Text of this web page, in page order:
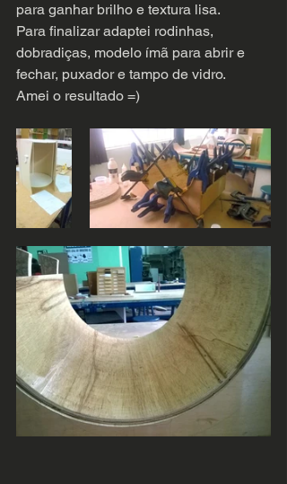
para ganhar brilho e textura lisa.
Para finalizar adaptei rodinhas,
dobradiças, modelo ímã para abrir e
fechar, puxador e tampo de vidro.
Amei o resultado =)